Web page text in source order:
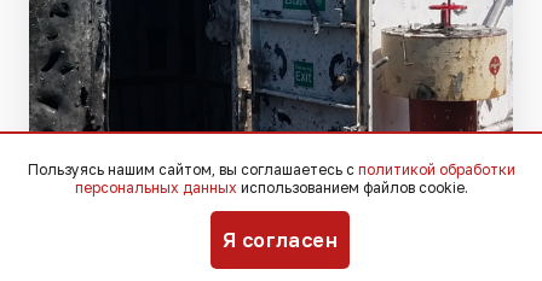
Место происшествия. Скриншот видео:
youtube.com/@TheMaritimeVoice
Пользуясь нашим сайтом, вы соглашаетесь с политикой обработки
персональных данных использованием файлов cookie.
Я согласен